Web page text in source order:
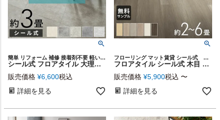
簡単 リフォーム 補修 接着剤不要 軽い 店舗 リノベーション 子供 汚れ防止 カフェ レストラン オフィス 玄関 土足OK リビング ダイニング 寝室 トイレ スタイリッシュ 土足対応 土間
シール式 フロアタイル 大理石 薄型 フロアマット 薄い シールタイプ 正方形 床材 3畳 石目 フローリング タイル 貼るだけ マット カーペット 床 傷防止 犬 フロアシート 低コスト 耐久性 軽量 模様替え おしゃれ 北欧 インテリア DIY 西海岸 [set24-85002]
販売価格 ¥6,600税込
詳細を見る
フローリング マット賃貸 シール式 貼るだけ モクア
フロアタイル シール式 木目 Mocua 貼るだけ シールタイプ 接着剤不要 防水 フローリング 床 傷防止 2畳 4畳 6畳 おしゃれ 北欧 ナチュラル DIY 床 リフォーム 模様替え ペット子供 リビング キッチン 洗面所 脱衣所 モクア [86001]
販売価格 ¥5,900税込 〜
詳細を見る